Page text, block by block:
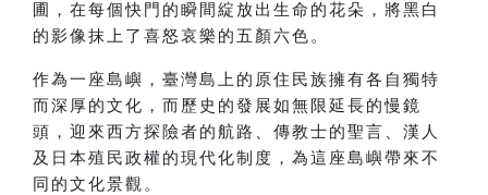
圃，在每個快門的瞬間綻放出生命的花朵，將黑白
的影像抹上了喜怒哀樂的五顏六色。
作為一座島嶼，臺灣島上的原住民族擁有各自獨特
而深厚的文化，而歷史的發展如無限延長的慢鏡
頭，迎來西方探險者的航路、傳教士的聖言、漢人
及日本殖民政權的現代化制度，為這座島嶼帶來不
同的文化景觀。